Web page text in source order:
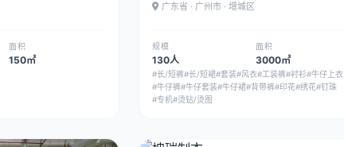
面积
150㎡
广东省 · 广州市 · 增城区
规模
130人
面积
3000㎡
#长/短裤#长/短裙#套装#风衣#工装裤#衬衫#牛仔上衣
#牛仔裤#牛仔套装#牛仔裙#背带裤#印花#绣花#钉珠
#专机#烫钻/烫图